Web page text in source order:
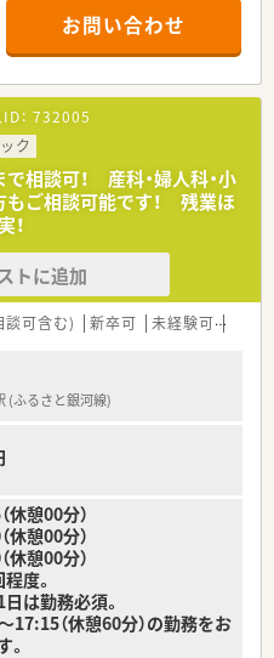
処方せんをメインに応需してお
す。
は調剤室にて行っていますので、
幅を広げていくこともできます。
店導入しています！
査システム・レセプトコンピュータ
調剤過誤防止システムなど安全性
きるシステムを全店に導入してい
OTCにご興味のある方も歓迎で
りつけ薬剤師として活躍しませ
しやすい環境です。しっかり働い
にも最適です
福利厚生が充実していますので、
間勤務制度など、ライフスタイルの
準を設けていますので、ご自身の
い物ができます！
象ですので、普段使っているお薬
することがでいます。
店導入しています！
お問い合わせ
： 732005
ク
相談可！ 産科・婦人科・小
ご相談可能です！ 残業ほ
トに追加
可含む) 新卒可 未経験可
(ふるさと銀河線)
憩00分）
憩00分）
憩00分）
度。
は勤務必須。
（休憩60分）の勤務をお